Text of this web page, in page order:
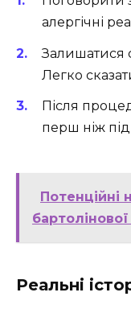
алергічні
Залишатися
Легко
Після
перш ніж
Потенційні
Реальні